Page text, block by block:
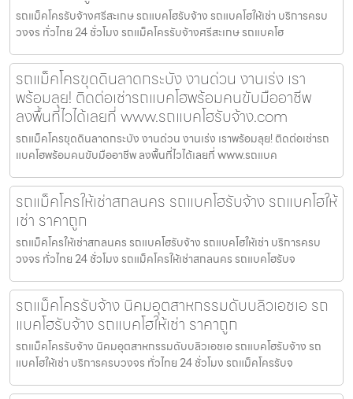
รถแม็คโครรับจ้างศรีสะเกษ รถแบคโฮรับจ้าง รถแบคโฮให้เช่า บริการครบ
วงจร ทั่วไทย 24 ชั่วโมง รถแม็คโครรับจ้างศรีสะเกษ รถแบคโฮ
รถแม็คโครขุดดินลาดกระบัง งานด่วน งานเร่ง เรา
พร้อมลุย! ติดต่อเช่ารถแบคโฮพร้อมคนขับมืออาชีพ
ลงพื้นที่ไวได้เลยที่ www.รถแบคโฮรับจ้าง.com
รถแม็คโครขุดดินลาดกระบัง งานด่วน งานเร่ง เราพร้อมลุย! ติดต่อเช่ารถ
แบคโฮพร้อมคนขับมืออาชีพ ลงพื้นที่ไวได้เลยที่ www.รถแบค
รถแม็คโครให้เช่าสกลนคร รถแบคโฮรับจ้าง รถแบคโฮให้
เช่า ราคาถูก
รถแม็คโครให้เช่าสกลนคร รถแบคโฮรับจ้าง รถแบคโฮให้เช่า บริการครบ
วงจร ทั่วไทย 24 ชั่วโมง รถแม็คโครให้เช่าสกลนคร รถแบคโฮรับจ
รถแม็คโครรับจ้าง นิคมอุตสาหกรรมดับบลิวเอชเอ รถ
แบคโฮรับจ้าง รถแบคโฮให้เช่า ราคาถูก
รถแม็คโครรับจ้าง นิคมอุตสาหกรรมดับบลิวเอชเอ รถแบคโฮรับจ้าง รถ
แบคโฮให้เช่า บริการครบวงจร ทั่วไทย 24 ชั่วโมง รถแม็คโครรับจ